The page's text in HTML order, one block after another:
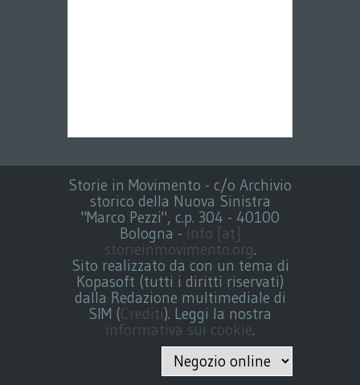
Storie in Movimento - c/o Archivio
storico della Nuova Sinistra
"Marco Pezzi", c.p. 304 - 40100
Bologna - info [at]
storieinmovimento.org.
Sito realizzato da con un tema di
Kopasoft (tutti i diritti riservati)
dalla Redazione multimediale di
SIM (Crediti). Leggi la nostra
informativa sui cookie.